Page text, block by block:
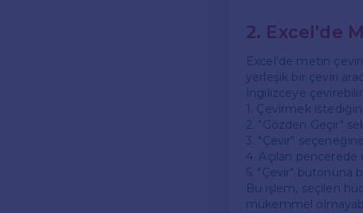
2. Excel'de
Excel'de metin
yerleşik bir çeviri
İngilizceye
1. Çevirmek
2. "Gözden Geçir"
3. "Çevir" seçeneğine
4. Açılan pencerede
5. "Çevir" butonuna
Bu işlem, seçilen
mükemmel